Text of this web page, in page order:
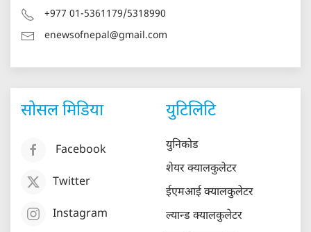
+977 01-5361179/5318990
enewsofnepal@gmail.com
सोसल मिडिया
Facebook
Twitter
Instagram
युटिलिटि
युनिकोड
शेयर क्यालकुलेटर
ईएमआई क्यालकुलेटर
ल्यान्ड क्यालकुलेटर